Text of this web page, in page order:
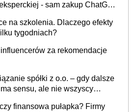
- sam zakup ChatGPT
na szkolenia. Dlaczego efekty
tygodniach?
za rekomendacje
spółki z o.o. – gdy dalsze
sensu, ale nie wszyscy
finansowa pułapka? Firmy